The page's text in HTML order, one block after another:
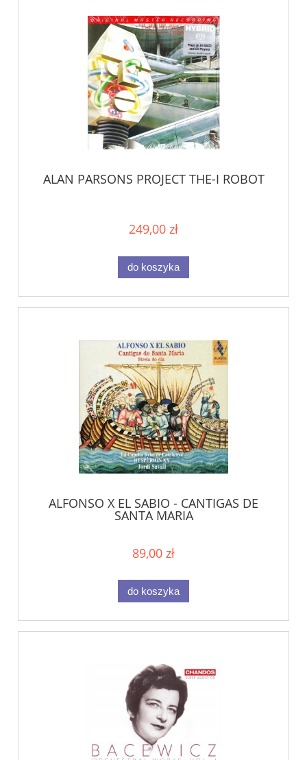
ALAN PARSONS PROJECT THE-I ROBOT
249,00 zł
do koszyka
ALFONSO X EL SABIO - CANTIGAS DE
SANTA MARIA
89,00 zł
do koszyka